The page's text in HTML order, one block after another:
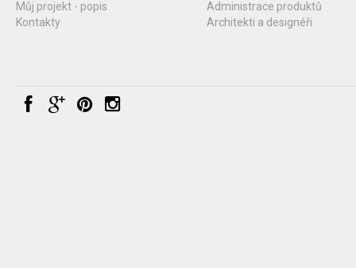
Můj projekt - popis
Kontakty
Administrace produktů
Architekti a designéři